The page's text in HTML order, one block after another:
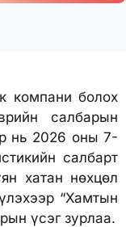
компани болох
салбарын
нь 2026 оны 7-
салбарт
хатан нөхцөл
“Хамтын
үсэг зурлаа.